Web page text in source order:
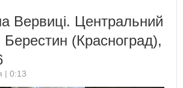
Вервиці. Центральний
(Красноград),
| 0:13